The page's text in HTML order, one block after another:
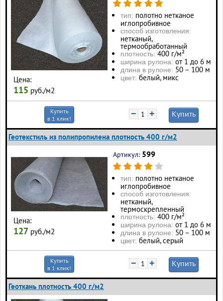
Цена:
115 руб./м2
тип: полотно нетканое
иглопробивное
способ изготовления:
нетканый,
термообработанный
плотность: 400 г/м²
ширина рулона: от 1 до 6 м
длина в рулоне: 50 – 100 м
цвет: белый, микс
Купить
в 1 клик!
− + Купить
Геотекстиль из полипропилена плотность 400 г/м2
Цена:
127 руб./м2
Артикул: 599
тип: полотно нетканое
иглопробивное
способ изготовления:
нетканый,
термоскрепленный
плотность: 400 г/м²
ширина рулона: от 1 до 6 м
длина в рулоне: 50 – 100 м
цвет: белый, серый
Купить
в 1 клик!
− + Купить
Геоткань плотность 400 г/м2